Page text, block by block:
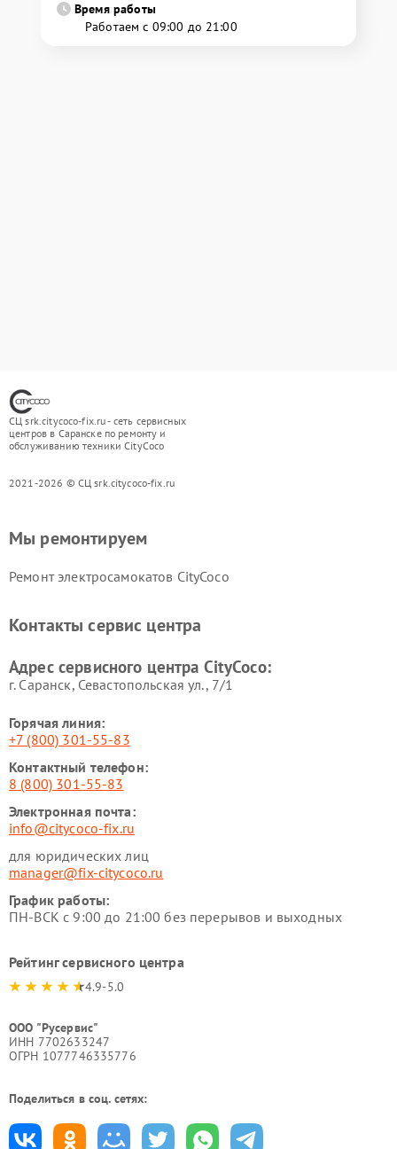
Время работы
Работаем с 09:00 до 21:00
СЦ srk.citycoco-fix.ru - сеть сервисных
центров в Саранске по ремонту и
обслуживанию техники CityCoco
2021-2026 © СЦ srk.citycoco-fix.ru
Мы ремонтируем
Ремонт электросамокатов CityCoco
Контакты сервис центра
Адрес сервисного центра CityCoco:
г. Саранск, Севастопольская ул., 7/1
Горячая линия:
+7 (800) 301-55-83
Контактный телефон:
8 (800) 301-55-83
Электронная почта:
info@citycoco-fix.ru
для юридических лиц
manager@fix-citycoco.ru
График работы:
ПН-ВСК с 9:00 до 21:00 без перерывов и выходных
Рейтинг сервисного центра
4.9-5.0
ООО "Русервис"
ИНН 7702633247
ОГРН 1077746335776
Поделиться в соц. сетях: